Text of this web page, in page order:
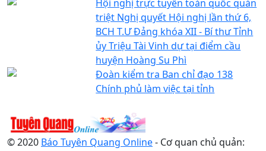
Hội nghị trực tuyến toàn quốc quán
triệt Nghị quyết Hội nghị lần thứ 6,
BCH T.Ư Đảng khóa XII - Bí thư Tỉnh
ủy Triệu Tài Vinh dự tại điểm cầu
huyện Hoàng Su Phì
Đoàn kiểm tra Ban chỉ đạo 138
Chính phủ làm việc tại tỉnh
© 2020 Báo Tuyên Quang Online- Cơ quan chủ quản: